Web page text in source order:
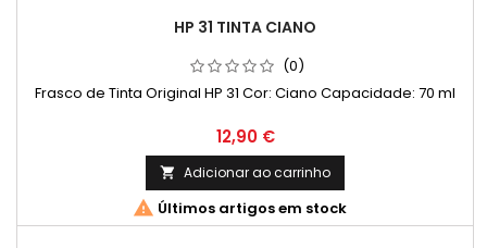
HP 31 TINTA CIANO
(0)
Frasco de Tinta Original HP 31 Cor: Ciano Capacidade: 70 ml
Preço
12,90 €
 Adicionar ao carrinho
 Últimos artigos em stock